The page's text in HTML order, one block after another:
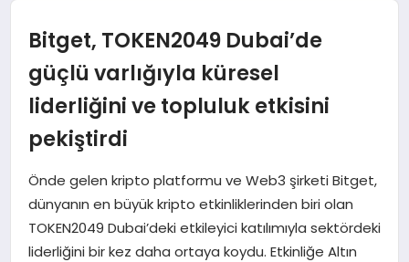
YAŞAM
SAĞLIK
DÜNYA
MAGAZIN
Bitget, TOKEN2049 Dubai’de
güçlü varlığıyla küresel
liderliğini ve topluluk etkisini
pekiştirdi
Önde gelen kripto platformu ve Web3 şirketi Bitget,
dünyanın en büyük kripto etkinliklerinden biri olan
TOKEN2049 Dubai’deki etkileyici katılımıyla sektördeki
liderliğini bir kez daha ortaya koydu. Etkinliğe Altın